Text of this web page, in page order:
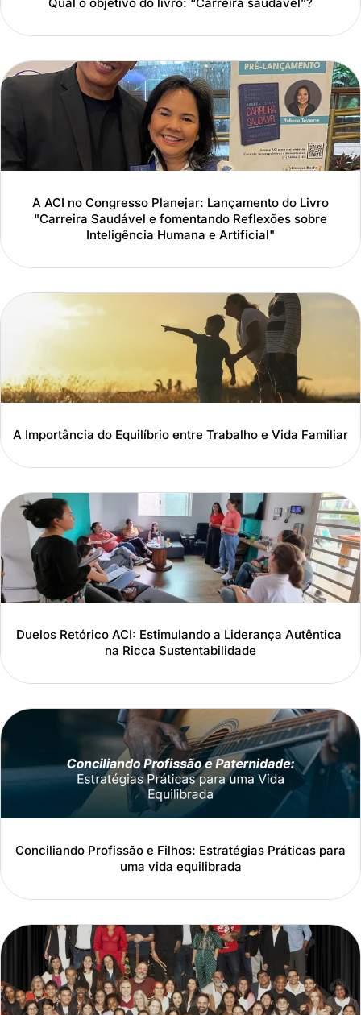
A ACI no Congresso Planejar: Lançamento do Livro
"Carreira Saudável e fomentando Reflexões sobre
Inteligência Humana e Artificial"
A Importância do Equilíbrio entre Trabalho e Vida Familiar
Duelos Retórico ACI: Estimulando a Liderança Autêntica
na Ricca Sustentabilidade
Conciliando Profissão e Filhos: Estratégias Práticas para
uma vida equilibrada